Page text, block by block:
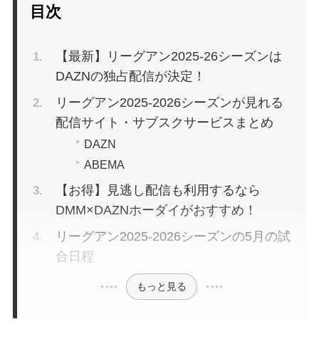
目次
【最新】リーグアン2025-26シーズンは
DAZNの独占配信が決定！
リーグアン2025-2026シーズンが見れる
配信サイト・サブスクサービスまとめ
DAZN
ABEMA
【お得】見逃し配信も利用するなら
DMM×DAZNホーダイがおすすめ！
リーグアン2025-2026シーズンの5月の試
合日程
もっと見る